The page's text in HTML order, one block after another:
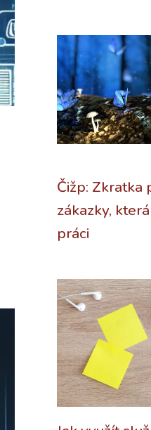
Čižp: Zkratka
zákazky,
práci